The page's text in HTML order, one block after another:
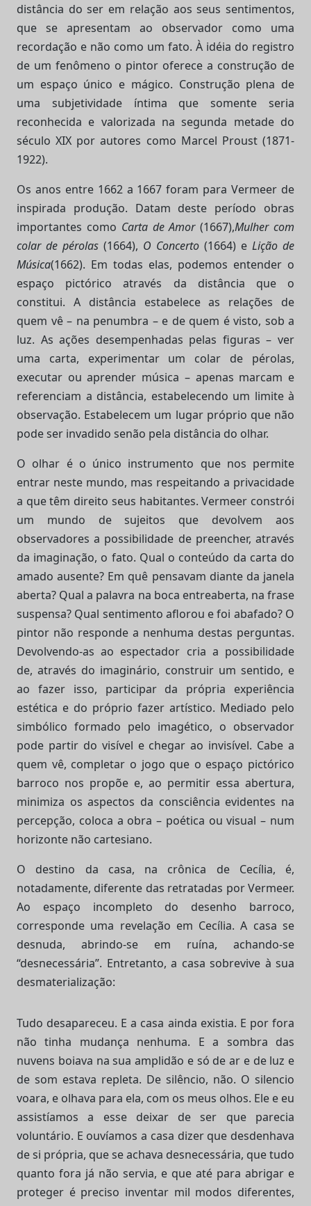
distância do ser em relação aos seus sentimentos,
que se apresentam ao observador como uma
recordação e não como um fato. À idéia do registro
de um fenômeno o pintor oferece a construção de
um espaço único e mágico. Construção plena de
uma subjetividade íntima que somente seria
reconhecida e valorizada na segunda metade do
século XIX por autores como Marcel Proust (1871-
1922).
Os anos entre 1662 a 1667 foram para Vermeer de
inspirada produção. Datam deste período obras
importantes como Carta de Amor(1667),Mulher com
colar de pérolas (1664), O Concerto (1664) e Lição de
Música(1662). Em todas elas, podemos entender o
espaço pictórico através da distância que o
constitui. A distância estabelece as relações de
quem vê – na penumbra – e de quem é visto, sob a
luz. As ações desempenhadas pelas figuras – ver
uma carta, experimentar um colar de pérolas,
executar ou aprender música – apenas marcam e
referenciam a distância, estabelecendo um limite à
observação. Estabelecem um lugar próprio que não
pode ser invadido senão pela distância do olhar.
O olhar é o único instrumento que nos permite
entrar neste mundo, mas respeitando a privacidade
a que têm direito seus habitantes. Vermeer constrói
um mundo de sujeitos que devolvem aos
observadores a possibilidade de preencher, através
da imaginação, o fato. Qual o conteúdo da carta do
amado ausente? Em quê pensavam diante da janela
aberta? Qual a palavra na boca entreaberta, na frase
suspensa? Qual sentimento aflorou e foi abafado? O
pintor não responde a nenhuma destas perguntas.
Devolvendo-as ao espectador cria a possibilidade
de, através do imaginário, construir um sentido, e
ao fazer isso, participar da própria experiência
estética e do próprio fazer artístico. Mediado pelo
simbólico formado pelo imagético, o observador
pode partir do visível e chegar ao invisível. Cabe a
quem vê, completar o jogo que o espaço pictórico
barroco nos propõe e, ao permitir essa abertura,
minimiza os aspectos da consciência evidentes na
percepção, coloca a obra – poética ou visual – num
horizonte não cartesiano.
O destino da casa, na crônica de Cecília, é,
notadamente, diferente das retratadas por Vermeer.
Ao espaço incompleto do desenho barroco,
corresponde uma revelação em Cecília. A casa se
desnuda, abrindo-se em ruína, achando-se
“desnecessária”. Entretanto, a casa sobrevive à sua
desmaterialização:
Tudo desapareceu. E a casa ainda existia. E por fora
não tinha mudança nenhuma. E a sombra das
nuvens boiava na sua amplidão e só de ar e de luz e
de som estava repleta. De silêncio, não. O silencio
voara, e olhava para ela, com os meus olhos. Ele e eu
assistíamos a esse deixar de ser que parecia
voluntário. E ouvíamos a casa dizer que desdenhava
de si própria, que se achava desnecessária, que tudo
quanto fora já não servia, e que até para abrigar e
proteger é preciso inventar mil modos diferentes,